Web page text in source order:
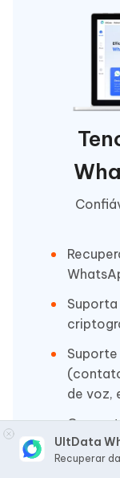
de voz,
12/13;
UltData
Recuperar